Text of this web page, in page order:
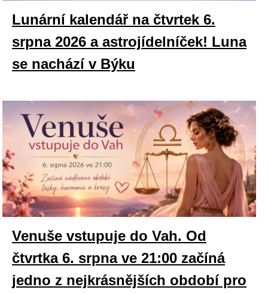
Lunární kalendář na čtvrtek 6.
srpna 2026 a astrojídelníček! Luna
se nachází v Býku
Venuše vstupuje do Vah. Od
čtvrtka 6. srpna ve 21:00 začíná
jedno z nejkrásnějších období pro